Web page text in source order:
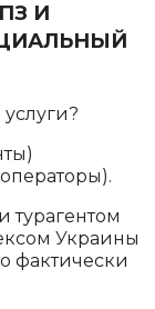
И
Украины
фактически